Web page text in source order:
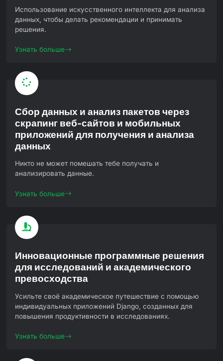
Использование искусственного интеллекта для анализа
данных, чтобы делать рекомендации и принимать
решения.
Узнать больше
Сбор данных и анализ пакетов через
скрапинг веб-сайтов и мобильных
приложений для получения и анализа
данных
Никто не может помешать тебе получать и
анализировать данные.
Узнать больше
Инновационные программные решения
для исследований и академического
превосходства
Усильте своё академическое путешествие с помощью
индивидуальных приложений Django, созданных для
повышения продуктивности в исследованиях.
Узнать больше